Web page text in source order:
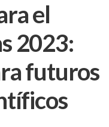
el
2023:
futuros